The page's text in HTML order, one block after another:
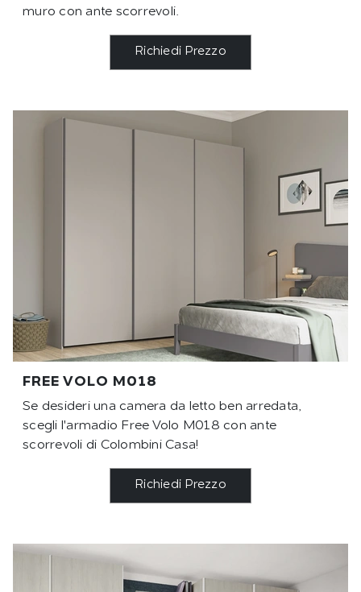
muro con ante scorrevoli.
Richiedi Prezzo
FREE VOLO M018
Se desideri una camera da letto ben arredata,
scegli l'armadio Free Volo M018 con ante
scorrevoli di Colombini Casa!
Richiedi Prezzo